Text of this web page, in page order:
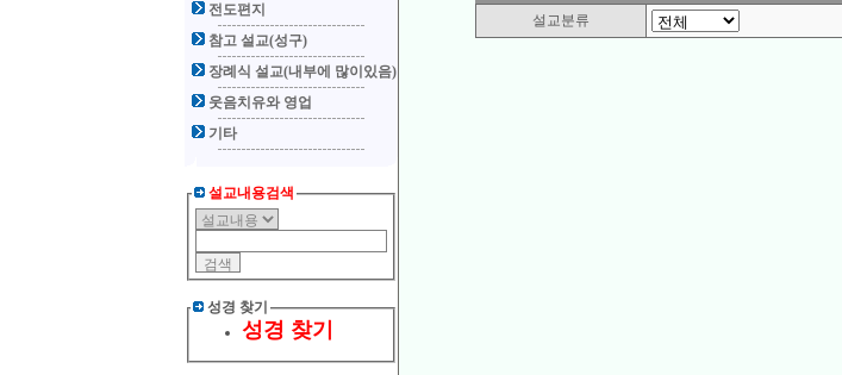
전도편지
참고 설교(성구)
장례식 설교(내부에 많이있음)
웃음치유와 영업
기타
설교내용검색
성경 찾기
성경 찾기
설교분류